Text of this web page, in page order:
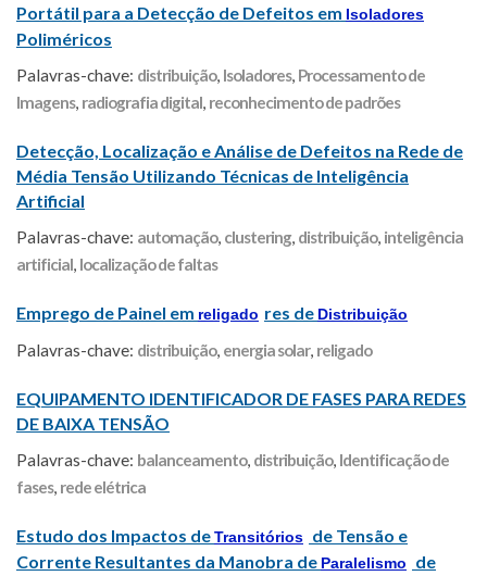
Portátil para a Detecção de Defeitos em Isoladores
Poliméricos
Palavras-chave: distribuição, Isoladores, Processamento de
Imagens, radiografia digital, reconhecimento de padrões
Detecção, Localização e Análise de Defeitos na Rede de
Média Tensão Utilizando Técnicas de Inteligência
Artificial
Palavras-chave: automação, clustering, distribuição, inteligência
artificial, localização de faltas
Emprego de Painel em religado res de Distribuição
Palavras-chave: distribuição, energia solar, religado
EQUIPAMENTO IDENTIFICADOR DE FASES PARA REDES
DE BAIXA TENSÃO
Palavras-chave: balanceamento, distribuição, Identificação de
fases, rede elétrica
Estudo dos Impactos deTransitórios de Tensão e
Corrente Resultantes da Manobra de Paralelismo de